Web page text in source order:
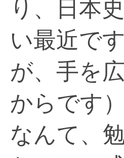
り、日本
い最近で
が、手を
からです
なんて、